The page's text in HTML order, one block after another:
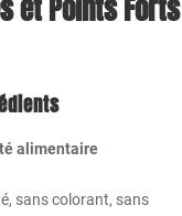
et Points Forts
alimentaire
sans colorant, sans